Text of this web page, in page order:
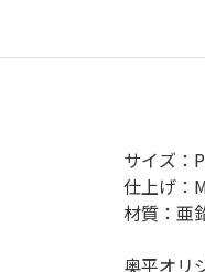
サイズ：
仕上げ：
材質：亜
奥平オリ